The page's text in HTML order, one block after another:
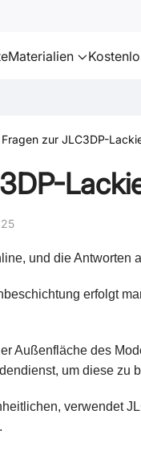
Materialien
Fragen zur JLC3DP-
und die Antworten
erfolgt
Außenfläche des
um diese zu
verwendet